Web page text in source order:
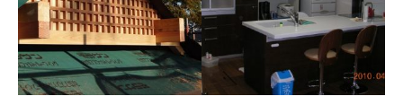
施工例084 O様邸 リフォ
ーム